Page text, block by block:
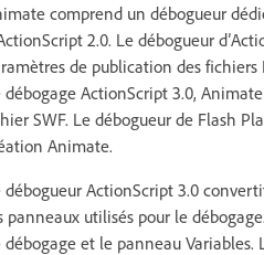
comprend un débogueur
2.0. Le débogueur
de publication des fichiers
débogage ActionScript 3.0,
SWF. Le débogueur de Flash
Animate.
débogueur ActionScript 3.0
panneaux utilisés pour le
débogage et le panneau